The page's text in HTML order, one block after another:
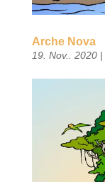
Arche Nova
19. Nov.. 2020|